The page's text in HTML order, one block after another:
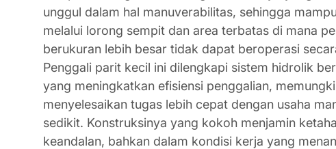
unggul dalam hal manuverabilitas, sehingga
melalui lorong sempit dan area terbatas di mana
berukuran lebih besar tidak dapat beroperasi
Penggali parit kecil ini dilengkapi sistem hidrolik
yang meningkatkan efisiensi penggalian,
menyelesaikan tugas lebih cepat dengan usaha
sedikit. Konstruksinya yang kokoh menjamin
keandalan, bahkan dalam kondisi kerja yang